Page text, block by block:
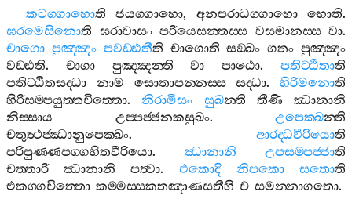
කටග‍්ගාහොති ජයග‍්ගාහො, අනපරාධග‍්ගාහො හොති.
ඝරමෙසිනොති ඝරාවාසං පරියෙසන‍්තස‍්ස වසමානස‍්ස වා.
චාගො පුඤ‍්ඤං පවඩ‍්ඪතීති චාගොති සඞ‍්ඛං ගතං පුඤ‍්ඤං
වඩ‍්ඪති. චාගා පුඤ‍්ඤන‍්ති වා පාඨො.පතිට‍්ඨිතාති
පතිට‍්ඨිතසද‍්ධා
නාම සොතාපන‍්නස‍්ස සද‍්ධා. හිරිමනොති
හිරිසම‍්පයුත‍්තචිත‍්තො.නිරාමිසං සුඛන‍්ති තීණි
ඣානානි
නිස‍්සාය
උප‍්පජ‍්ජනකසුඛං. උපෙක‍්ඛන‍්ති
චතුත්‍ථජ‍්ඣානුපෙක‍්ඛං. ආරද‍්ධවීරියොති
පරිපුණ‍්ණපග‍්ගහිතවීරියො. ඣානානි උපසම‍්පජ‍්ජාති
චත‍්තාරි
ඣානානි පත්‍වා. එකොදි නිපකො සතොති
එකග‍්ගචිත‍්තො කම‍්මස‍්සකතඤාණසතීහි ච සමන‍්නාගතො.